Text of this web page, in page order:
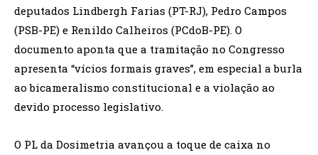
deputados Lindbergh Farias (PT-RJ), Pedro Campos
(PSB-PE) e Renildo Calheiros (PCdoB-PE). O
documento aponta que a tramitação no Congresso
apresenta “vícios formais graves”, em especial a burla
ao bicameralismo constitucional e a violação ao
devido processo legislativo.
O PL da Dosimetria avançou a toque de caixa no